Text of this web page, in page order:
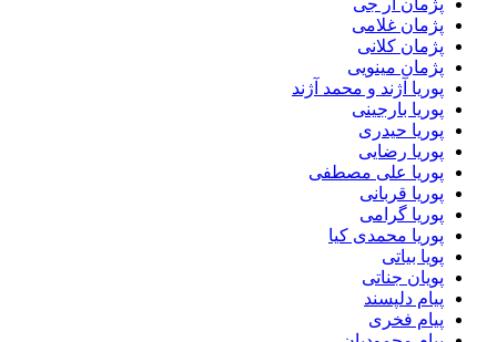
پژمان غلامی
پژمان کلانی
پژمان مینویی
پوریا آژند و محمد آژند
پوریا بارجینی
پوریا حیدری
پوریا رضایی
پوریا علی مصطفی
پوریا قربانی
پوریا گرامی
پوریا محمدی کیا
پویا بیاتی
پویان جناتی
پیام دلپسند
پیام فخری